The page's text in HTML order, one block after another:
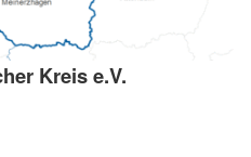
Kreis e.V.